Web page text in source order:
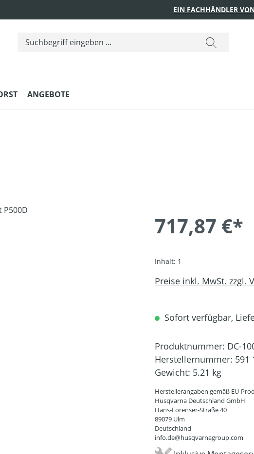
EIN FACHHÄNDLER
ANGEBOTE
717,87 €*
Inhalt: 1
Preise inkl. MwSt. zzgl.
Sofort verfügbar,
Produktnummer: DC-
Herstellernummer: 591
Gewicht: 5.21 kg
Herstellerangaben gemäß EU-
Husqvarna Deutschland GmbH
Hans-Lorenser-Straße 40
89079 Ulm
Deutschland
info.de@husqvarnagroup.com